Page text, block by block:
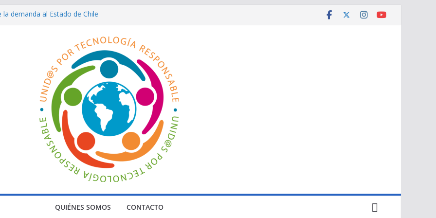
demanda al Estado de Chile
impresionante. Carina Vaca
al Ministerio de Salud de Chile en el
el equipo de Investigación y Estudio
relevantes hasta el año 2025
QUIÉNES SOMOS CONTACTO